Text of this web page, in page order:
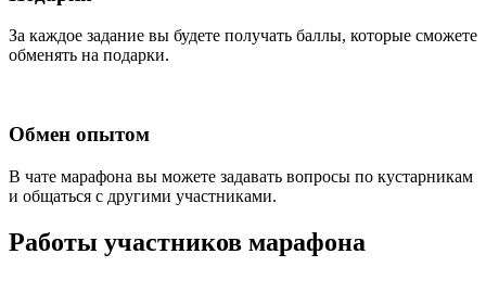
За каждое задание вы будете получать баллы, которые сможете
обменять на подарки.
Обмен опытом
В чате марафона вы можете задавать вопросы по кустарникам
и общаться с другими участниками.
Работы участников марафона